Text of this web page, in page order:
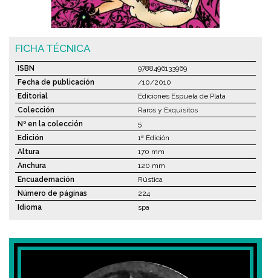
FICHA TÉCNICA
ISBN
9788496133969
Fecha de publicación
/10/2010
Editorial
Ediciones Espuela de Plata
Colección
Raros y Exquisitos
Nº en la colección
5
Edición
1ª Edición
Altura
170 mm
Anchura
120 mm
Encuadernación
Rústica
Número de páginas
224
Idioma
spa